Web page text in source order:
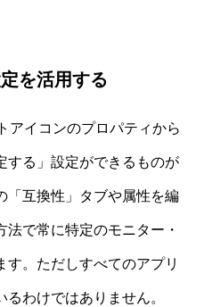
を活用する
アイコンのプロパティから
する」設定ができるものが
「互換性」タブや属性を編
で常に特定のモニター・
。ただしすべてのアプリ
わけではありません。